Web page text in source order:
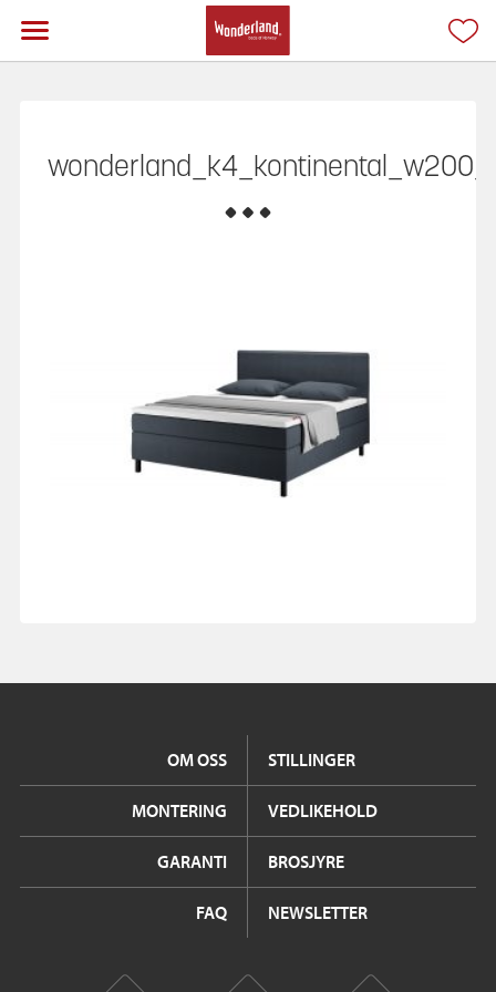
OM OSS STILLINGER
MONTERING VEDLIKEHOLD
GARANTI BROSJYRE
FAQ NEWSLETTER